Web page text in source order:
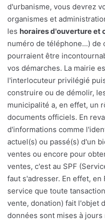
d'urbanisme, vous devrez
organismes et
les horaires d'ouverture et
numéro de téléphone...) de
pourraient être
vos démarches. La mairie
l'interlocuteur privilégié
construire ou de démolir,
municipalité a, en effet, un
documents officiels. En
d'informations comme
actuel(s) ou passé(s) d'un
ventes ou encore pour
ventes, c'est au SPF
faut s'adresser. En effet, en
service que toute
vente, donation) fait l'objet
données sont mises à